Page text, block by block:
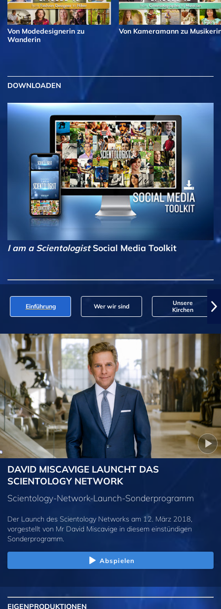
Von Modedesignerin zu
Wanderin
Von Kameramann zu
DOWNLOADEN
I am a ScientologistSocial Media Toolkit
Einführung Wer wir sind
Unsere
Kirchen
DAVID MISCAVIGE LAUNCHT DAS
SCIENTOLOGY NETWORK
Scientology-Network-Launch-Sonderprogramm
Der Launch des Scientology Networks am 12. März 2018,
vorgestellt von Mr David Miscavige in diesem einstündigen
Sonderprogramm.
Abspielen
EIGENPRODUKTIONEN